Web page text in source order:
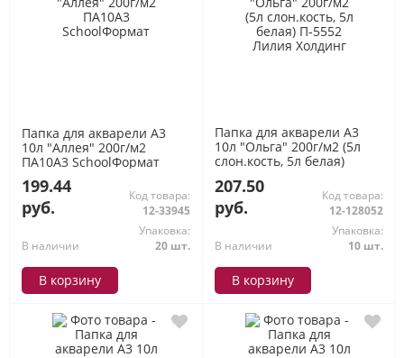
Папка для акварели А3
10л "Аллея" 200г/м2
ПА10А3 SchoolФормат
199.44
руб.
Код товара:
12-33945
В наличии
Упаковка:
20 шт.
В корзину
Папка для акварели А3
10л "Ольга" 200г/м2 (5л
слон.кость, 5л белая)
207.50
руб.
Код товара:
12-128052
В наличии
Упаковка:
10 шт.
В корзину